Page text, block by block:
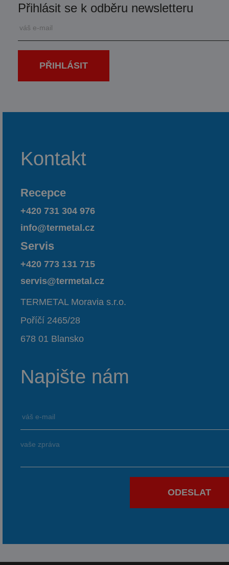
Přihlásit se k odběru newsletteru
PŘIHLÁSIT
Kontakt
Recepce
+420 731 304 976
info@termetal.cz
Servis
+420 773 131 715
servis@termetal.cz
TERMETAL Moravia s.r.o.
Poříčí 2465/28
678 01 Blansko
Napište nám
ODESLAT